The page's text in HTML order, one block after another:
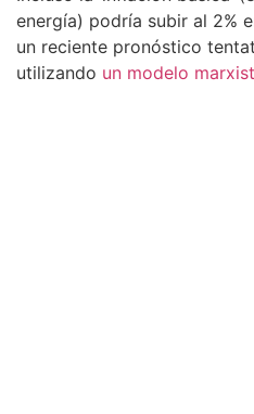
energía) podría subir al 2%
un reciente pronóstico
utilizando un modelo